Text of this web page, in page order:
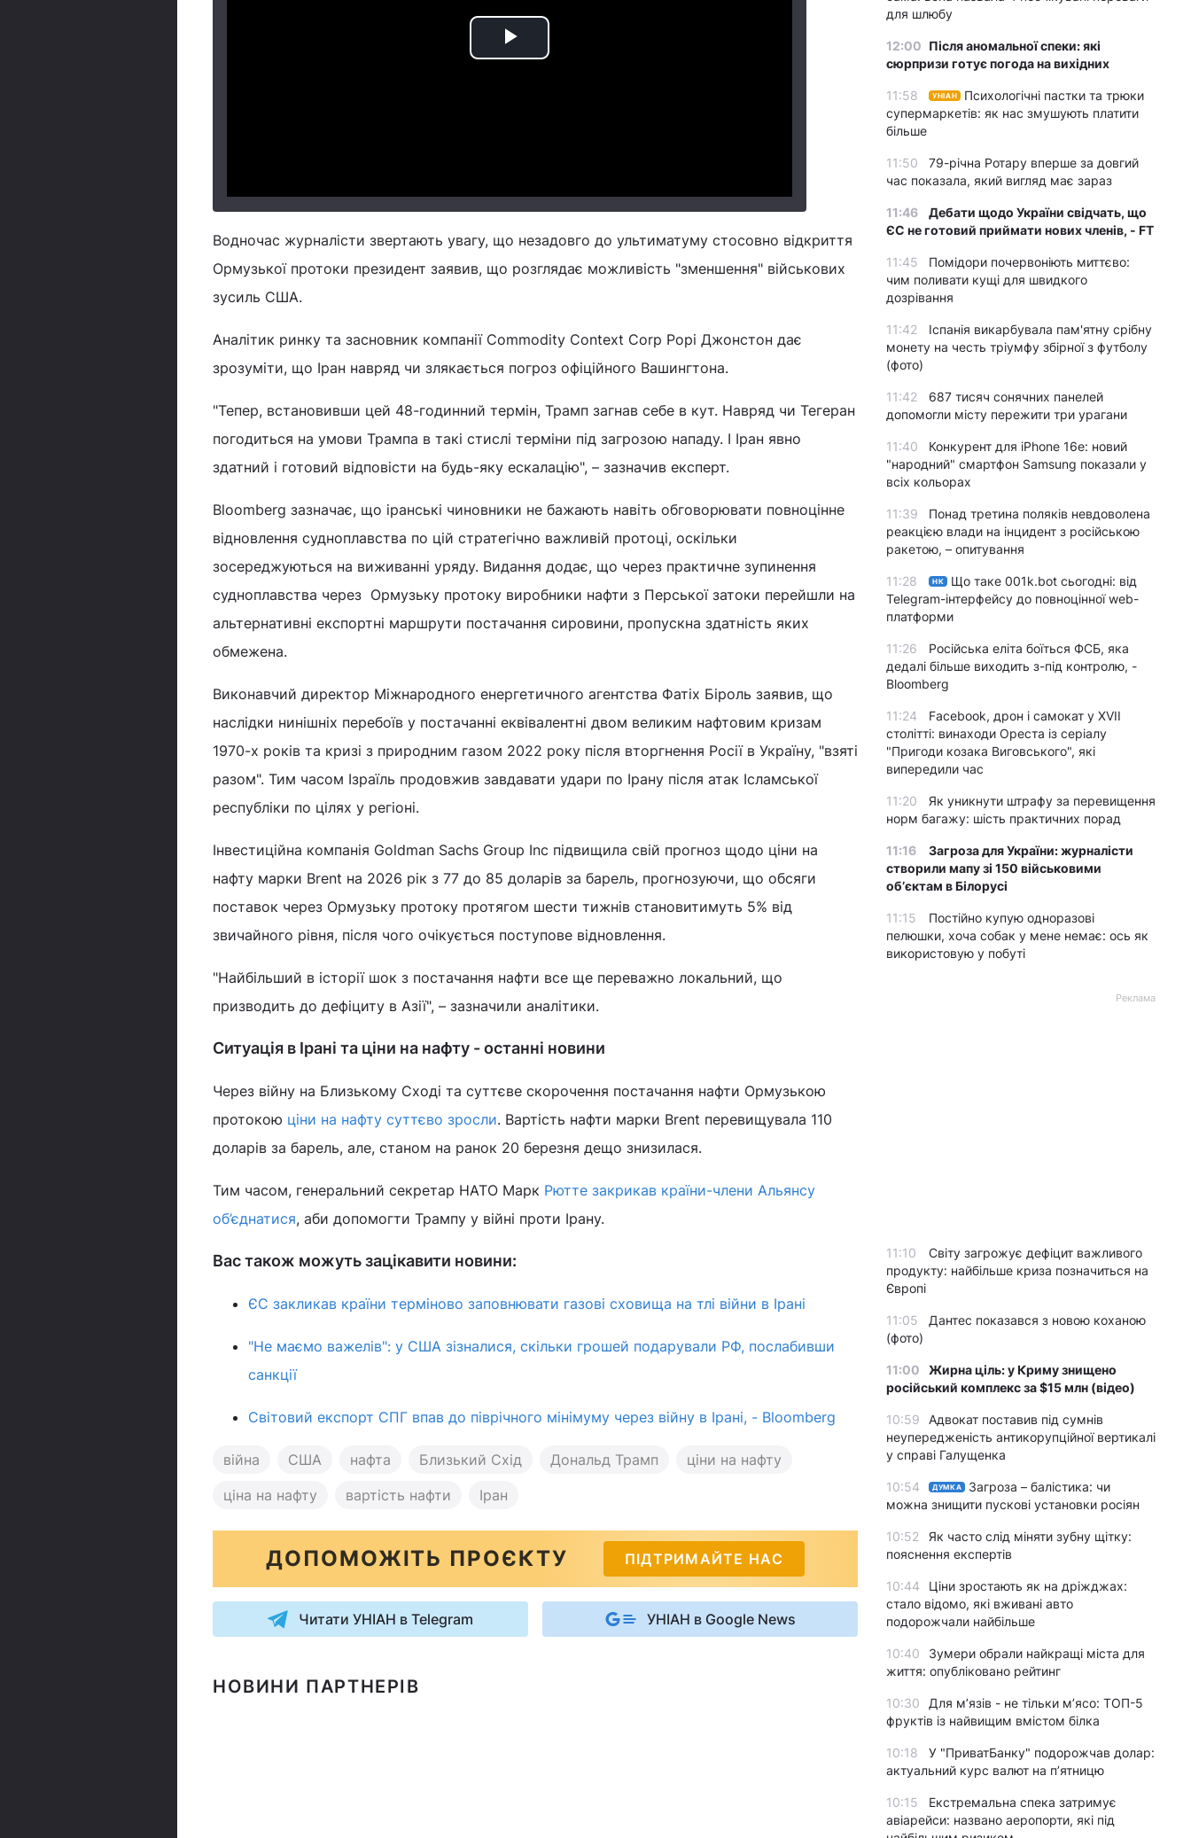
Play
Водночас журналісти звертають увагу, що незадовго до ультиматуму стосовно відкриття
Ормузької протоки президент заявив, що розглядає можливість "зменшення" військових
зусиль США.
Аналітик ринку та засновник компанії Commodity Context Corp Рорі Джонстон дає
зрозуміти, що Іран навряд чи злякається погроз офіційного Вашингтона.
"Тепер, встановивши цей 48-годинний термін, Трамп загнав себе в кут. Навряд чи Тегеран
погодиться на умови Трампа в такі стислі терміни під загрозою нападу. І Іран явно
здатний і готовий відповісти на будь-яку ескалацію", – зазначив експерт.
Bloomberg зазначає, що іранські чиновники не бажають навіть обговорювати повноцінне
відновлення судноплавства по цій стратегічно важливій протоці, оскільки
зосереджуються на виживанні уряду. Видання додає, що через практичне зупинення
судноплавства через Ормузьку протоку виробники нафти з Перської затоки перейшли на
альтернативні експортні маршрути постачання сировини, пропускна здатність яких
обмежена.
Виконавчий директор Міжнародного енергетичного агентства Фатіх Біроль заявив, що
наслідки нинішніх перебоїв у постачанні еквівалентні двом великим нафтовим кризам
1970-х років та кризі з природним газом 2022 року після вторгнення Росії в Україну, "взяті
разом". Тим часом Ізраїль продовжив завдавати удари по Ірану після атак Ісламської
республіки по цілях у регіоні.
Інвестиційна компанія Goldman Sachs Group Inc підвищила свій прогноз щодо ціни на
нафту марки Brent на 2026 рік з 77 до 85 доларів за барель, прогнозуючи, що обсяги
поставок через Ормузьку протоку протягом шести тижнів становитимуть 5% від
звичайного рівня, після чого очікується поступове відновлення.
"Найбільший в історії шок з постачання нафти все ще переважно локальний, що
призводить до дефіциту в Азії", – зазначили аналітики.
Ситуація в Ірані та ціни на нафту - останні новини
Через війну на Близькому Сході та суттєве скорочення постачання нафти Ормузькою
протокою ціни на нафту суттєво зросли. Вартість нафти марки Brent перевищувала 110
доларів за барель, але, станом на ранок 20 березня дещо знизилася.
Тим часом, генеральний секретар НАТО Марк Рютте закрикав країни-члени Альянсу
об’єднатися, аби допомогти Трампу у війні проти Ірану.
Вас також можуть зацікавити новини:
ЄС закликав країни терміново заповнювати газові сховища на тлі війни в Ірані
"Не маємо важелів": у США зізналися, скільки грошей подарували РФ, послабивши
санкції
Світовий експорт СПГ впав до піврічного мінімуму через війну в Ірані, - Bloomberg
війна США нафта Близький Схід Дональд Трамп
ціни на нафту
ціна на нафту
вартість нафти Іран
ДОПОМОЖІТЬ ПРОЄКТУ ПІДТРИМАЙТЕ НАС
Читати УНІАН в Telegram УНІАН в Google News
НОВИНИ ПАРТНЕРІВ
для шлюбу
12:00 Після аномальної спеки: які
сюрпризи готує погода на вихідних
11:58 УНІАН
Психологічні пастки та трюки
супермаркетів: як нас змушують платити
більше
11:50
79-річна Ротару вперше за довгий
час показала, який вигляд має зараз
11:46
Дебати щодо України свідчать, що
ЄС не готовий приймати нових членів, - FT
11:45
Помідори почервоніють миттєво:
чим поливати кущі для швидкого
дозрівання
11:42
Іспанія викарбувала пам'ятну срібну
монету на честь тріумфу збірної з футболу
(фото)
11:42
687 тисяч сонячних панелей
допомогли місту пережити три урагани
11:40
Конкурент для iPhone 16e: новий
"народний" смартфон Samsung показали у
всіх кольорах
11:39
Понад третина поляків невдоволена
реакцією влади на інцидент з російською
ракетою, – опитування
11:28 НК
Що таке 001k.bot сьогодні: від
Telegram-інтерфейсу до повноцінної web-
платформи
11:26
Російська еліта боїться ФСБ, яка
дедалі більше виходить з-під контролю, -
Bloomberg
11:24
Facebook, дрон і самокат у XVII
столітті: винаходи Ореста із серіалу
"Пригоди козака Виговського", які
випередили час
11:20
Як уникнути штрафу за перевищення
норм багажу: шість практичних порад
11:16
Загроза для України: журналісти
створили мапу зі 150 військовими
обʼєктам в Білорусі
11:15
Постійно купую одноразові
пелюшки, хоча собак у мене немає: ось як
використовую у побуті
Реклама
11:10
Світу загрожує дефіцит важливого
продукту: найбільше криза позначиться на
Європі
11:05
Дантес показався з новою коханою
(фото)
11:00
Жирна ціль: у Криму знищено
російський комплекс за $15 млн (відео)
10:59
Адвокат поставив під сумнів
неупередженість антикорупційної вертикалі
у справі Галущенка
10:54 ДУМКА
Загроза – балістика: чи
можна знищити пускові установки росіян
10:52
Як часто слід міняти зубну щітку:
пояснення експертів
10:44
Ціни зростають як на дріжджах:
стало відомо, які вживані авто
подорожчали найбільше
10:40
Зумери обрали найкращі міста для
життя: опубліковано рейтинг
10:30
Для м’язів - не тільки м’ясо: ТОП-5
фруктів із найвищим вмістом білка
10:18
У "ПриватБанку" подорожчав долар:
актуальний курс валют на п’ятницю
10:15
Екстремальна спека затримує
авіарейси: названо аеропорти, які під